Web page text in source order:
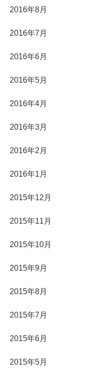
2016年8月
2016年7月
2016年6月
2016年5月
2016年4月
2016年3月
2016年2月
2016年1月
2015年12月
2015年11月
2015年10月
2015年9月
2015年8月
2015年7月
2015年6月
2015年5月